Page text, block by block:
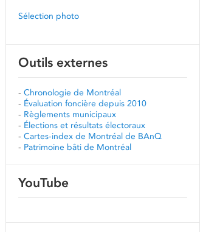
Sélection photo
Outils externes
- Chronologie de Montréal
- Évaluation foncière depuis 2010
- Règlements municipaux
- Élections et résultats électoraux
- Cartes-index de Montréal de BAnQ
- Patrimoine bâti de Montréal
YouTube